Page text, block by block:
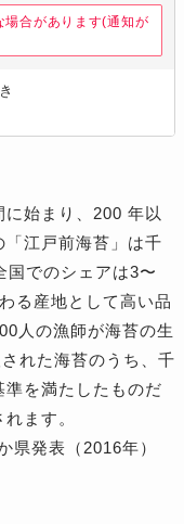
場合があります(通知が
始まり、200 年以
「江戸前海苔」は千
国でのシェアは3〜
る産地として高い品
人の漁師が海苔の生
れた海苔のうち、千
を満たしたものだ
ます。
発表（2016年）